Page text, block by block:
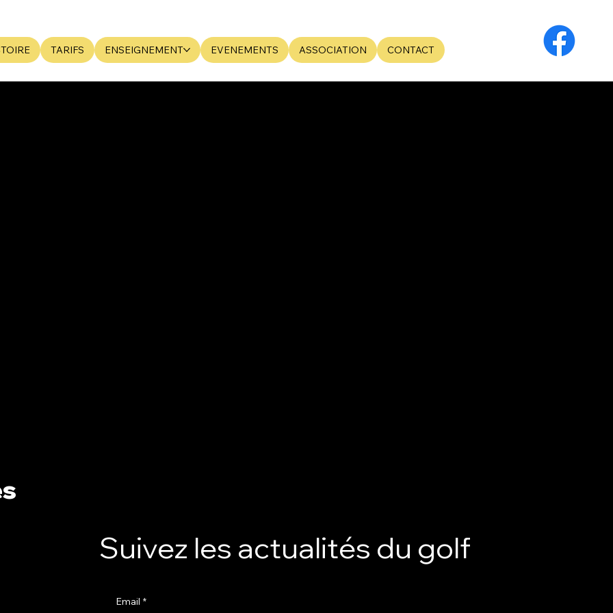
TARIFS ENSEIGNEMENT EVENEMENTS ASSOCIATION CONTACT
Suivez les actualités du golf
Email *